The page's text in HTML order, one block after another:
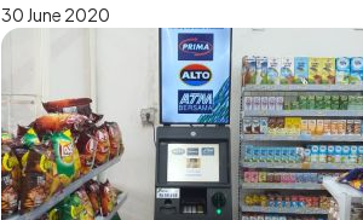
30 June 2020